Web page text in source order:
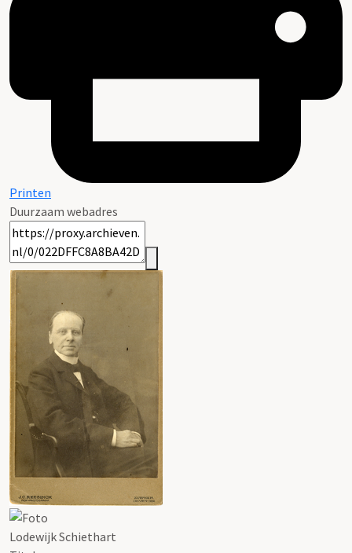
Printen
Duurzaam webadres
Lodewijk Schiethart